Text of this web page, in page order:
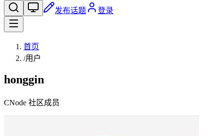
发布话题
登录
首页
/用户
honggin
CNode 社区成员